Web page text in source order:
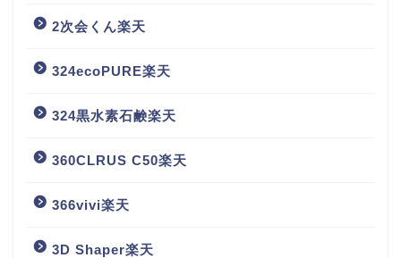
2次会くん楽天
324ecoPURE楽天
324黒水素石鹸楽天
360CLRUS C50楽天
366vivi楽天
3D Shaper楽天